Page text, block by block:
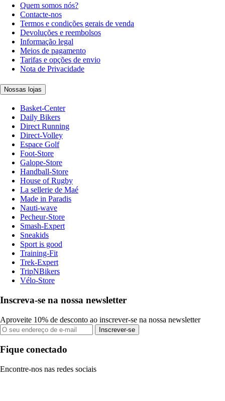
Quem somos nós?
Contacte-nos
Termos e condições gerais de venda
Devoluções e reembolsos
Informação legal
Meios de pagamento
Tarifas e opções de envio
Nota de Privacidade
Nossas lojas
Basket-Center
Daily Bikers
Direct Running
Direct-Volley
Espace Golf
Foot-Store
Galope-Store
Handball-Store
House of Rugby
La sellerie de Maé
Made in Paradis
Nauti-wave
Pecheur-Store
Smash-Expert
Sneakids
Sport is good
Training-Fit
Trek-Expert
TripNBikers
Vélo-Store
Inscreva-se na nossa newsletter
Aproveite 10% de desconto ao inscrever-se na nossa newsletter
Inscrever-se
Fique conectado
Encontre-nos nas redes sociais